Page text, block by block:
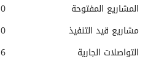
المشاريع المفتوحة
0
مشاريع قيد التنفيذ
0
التواصلات الجارية
6